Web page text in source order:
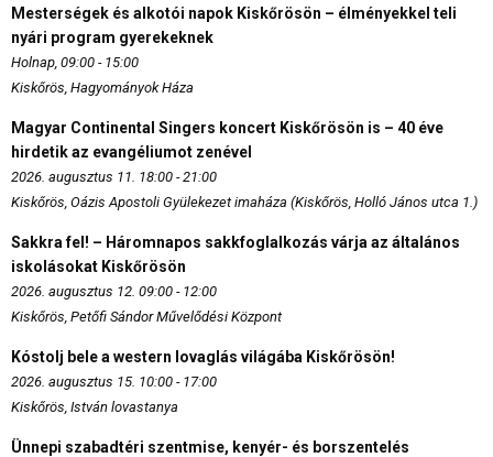
Mesterségek és alkotói napok Kiskőrösön – élményekkel teli
nyári program gyerekeknek
Holnap, 09:00 - 15:00
Kiskőrös, Hagyományok Háza
Magyar Continental Singers koncert Kiskőrösön is – 40 éve
hirdetik az evangéliumot zenével
2026. augusztus 11. 18:00 - 21:00
Kiskőrös, Oázis Apostoli Gyülekezet imaháza (Kiskőrös, Holló János utca 1.)
Sakkra fel! – Háromnapos sakkfoglalkozás várja az általános
iskolásokat Kiskőrösön
2026. augusztus 12. 09:00 - 12:00
Kiskőrös, Petőfi Sándor Művelődési Központ
Kóstolj bele a western lovaglás világába Kiskőrösön!
2026. augusztus 15. 10:00 - 17:00
Kiskőrös, István lovastanya
Ünnepi szabadtéri szentmise, kenyér- és borszentelés